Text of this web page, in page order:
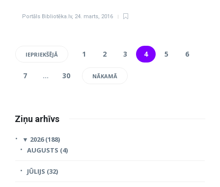
Portāls Bibliotēka.lv, 24. marts, 2016
IEPRIEKŠĒJĀ 1 2 3 4 5 6
7 … 30 NĀKAMĀ
Ziņu arhīvs
▼ 2026 (188)
AUGUSTS (4)
JŪLIJS (32)